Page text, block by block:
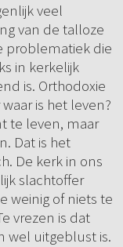
veel
van de talloze
problematiek die
in kerkelijk
is. Orthodoxie
is het leven?
te leven, maar
Dat is het
De kerk in ons
slachtoffer
weinig of niets te
vrezen is dat
wel uitgeblust is.